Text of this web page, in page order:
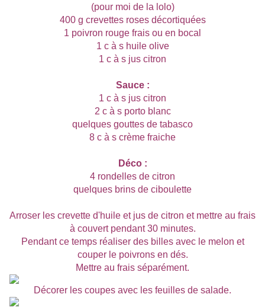
(pour moi de la lolo)
400 g crevettes roses décortiquées
1 poivron rouge frais ou en bocal
1 c à s huile olive
1 c à s jus citron
Sauce :
1 c à s jus citron
2 c à s porto blanc
quelques gouttes de tabasco
8 c à s crème fraiche
Déco :
4 rondelles de citron
quelques brins de ciboulette
Arroser les crevette d'huile et jus de citron et mettre au frais
à couvert pendant 30 minutes.
Pendant ce temps réaliser des billes avec le melon et
couper le poivrons en dés.
Mettre au frais séparément.
Décorer les coupes avec les feuilles de salade.